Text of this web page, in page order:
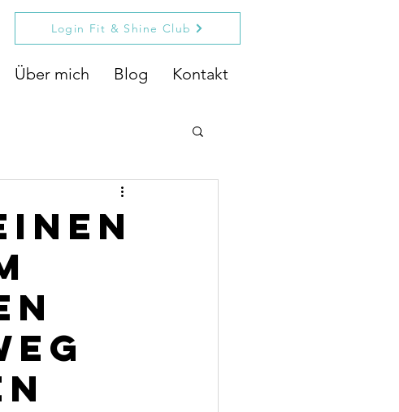
Login Fit & Shine Club
Über mich Blog Kontakt